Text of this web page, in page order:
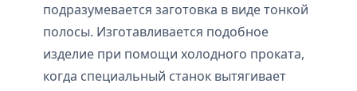
подразумевается заготовка в виде тонкой
полосы. Изготавливается подобное
изделие при помощи холодного проката,
когда специальный станок вытягивает